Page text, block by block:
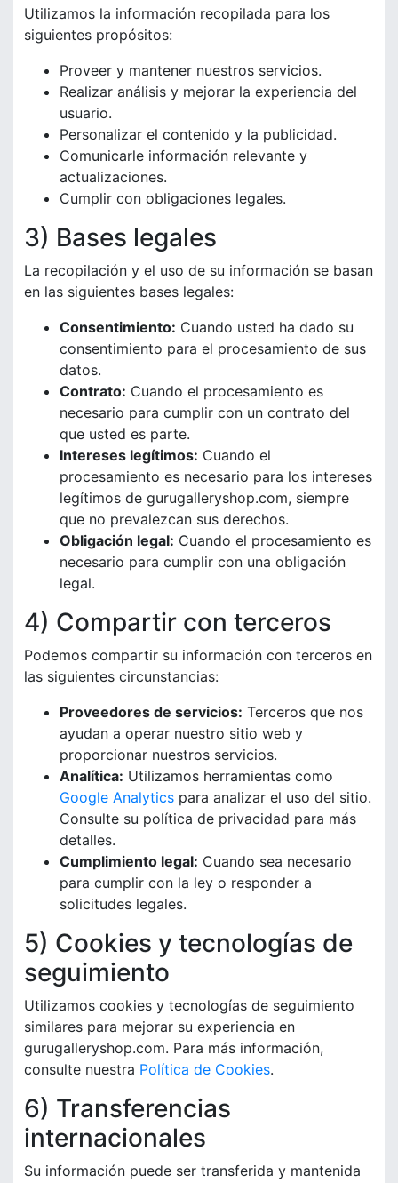
Utilizamos la información recopilada para los
siguientes propósitos:
Proveer y mantener nuestros servicios.
Realizar análisis y mejorar la experiencia del
usuario.
Personalizar el contenido y la publicidad.
Comunicarle información relevante y
actualizaciones.
Cumplir con obligaciones legales.
3) Bases legales
La recopilación y el uso de su información se basan
en las siguientes bases legales:
Consentimiento: Cuando usted ha dado su
consentimiento para el procesamiento de sus
datos.
Contrato: Cuando el procesamiento es
necesario para cumplir con un contrato del
que usted es parte.
Intereses legítimos: Cuando el
procesamiento es necesario para los intereses
legítimos de gurugalleryshop.com, siempre
que no prevalezcan sus derechos.
Obligación legal: Cuando el procesamiento es
necesario para cumplir con una obligación
legal.
4) Compartir con terceros
Podemos compartir su información con terceros en
las siguientes circunstancias:
Proveedores de servicios: Terceros que nos
ayudan a operar nuestro sitio web y
proporcionar nuestros servicios.
Analítica: Utilizamos herramientas como
Google Analytics para analizar el uso del sitio.
Consulte su política de privacidad para más
detalles.
Cumplimiento legal: Cuando sea necesario
para cumplir con la ley o responder a
solicitudes legales.
5) Cookies y tecnologías de
seguimiento
Utilizamos cookies y tecnologías de seguimiento
similares para mejorar su experiencia en
gurugalleryshop.com. Para más información,
consulte nuestra Política de Cookies.
6) Transferencias
internacionales
Su información puede ser transferida y mantenida